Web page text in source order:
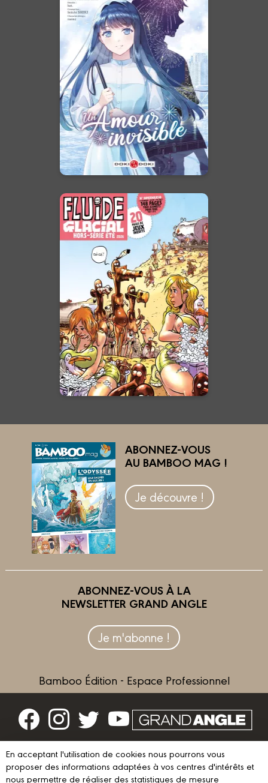
Un amour invisible
Vol. 01
Date de parution :
19/08/2026
Quand le cœur a ses raisons
que le regard ignore… Une
romance unique et authentique
entre deux étudiants très
différents.
En voir +
Fluide Glacial -
Hors-Série
Numéro 115
Date de parution :
24/06/2026
En voir +
ABONNEZ-VOUS
AU BAMBOO MAG !
Je découvre !
ABONNEZ-VOUS À LA
NEWSLETTER GRAND ANGLE
Je m'abonne !
Bamboo Édition - Espace Professionnel
Contactez-nous
Devenir partenaire
En acceptant l'utilisation de cookies nous pourrons vous
proposer des informations adaptées à vos centres d'intérêts et
nous permettre de réaliser des statistiques de mesure